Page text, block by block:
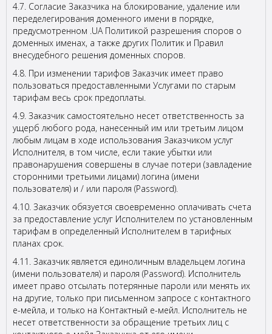
4.7. Согласие Заказчика на блокирование, удаление или
переделегирования доменного имени в порядке,
предусмотренном .UA Политикой разрешения споров о
доменных именах, а также других Политик и Правил
внесудебного решения доменных споров.
4.8. При изменении тарифов Заказчик имеет право
пользоваться предоставленными Услугами по старым
тарифам весь срок предоплаты.
4.9. Заказчик самостоятельно несет ответственность за
ущерб любого рода, нанесенный им или третьим лицом
любым лицам в ходе использования Заказчиком услуг
Исполнителя, в том числе, если такие убытки или
правонарушения совершены в случае потери (завладение
сторонними третьими лицами) логина (имени
пользователя) и / или пароля (Password).
4.10. Заказчик обязуется своевременно оплачивать счета
за предоставление услуг Исполнителем по установленным
тарифам в определенный Исполнителем в тарифных
планах срок.
4.11. Заказчик является единоличным владельцем логина
(имени пользователя) и пароля (Password). Исполнитель
имеет право отсылать потерянные пароли или менять их
на другие, только при письменном запросе с контактного
е-мейла, и только на Контактный е-мейл. Исполнитель не
несет ответственности за обращение третьих лиц с